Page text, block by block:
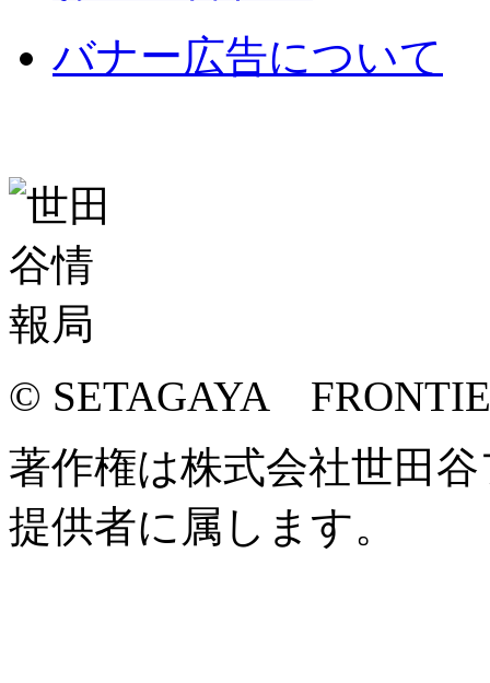
バナー広告について
© SETAGAYA
著作権は株式会社世田
提供者に属します。